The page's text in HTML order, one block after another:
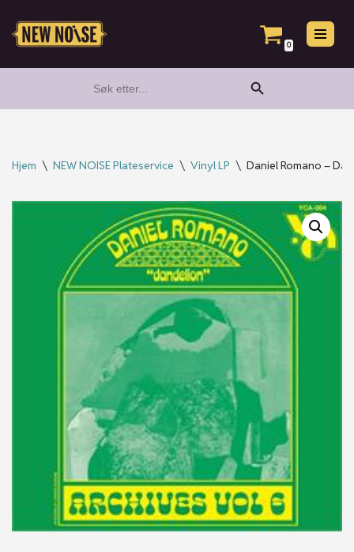
Hopp
0
for:
Search Button
Hjem \ NEW NOISE Plateservice \ Vinyl LP \ Daniel Romano –